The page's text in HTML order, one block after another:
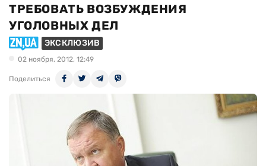
ТРЕБОВАТЬ ВОЗБУЖДЕНИЯ
УГОЛОВНЫХ ДЕЛ
ЭКСКЛЮЗИВ
02 ноября, 2012, 12:49
Поделиться